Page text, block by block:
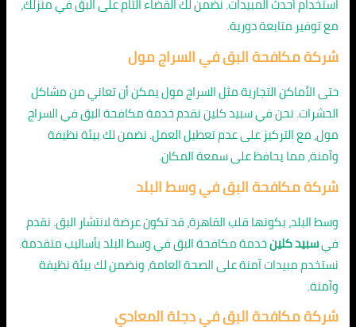
استخدام أحدث المبيدات. نضمن لك القضاء التام على البق في منزلك،
مع توفير متابعة دورية.
شركة مكافحة البق في السراج مول
حتى الأماكن التجارية مثل السراج مول يمكن أن تعاني من مشاكل
الحشرات. نحن في سبيد كلين نقدم خدمة مكافحة البق في السراج
مول، مع التركيز على عدم تعطيل العمل. نضمن لك بيئة نظيفة
وآمنة، مما يحافظ على سمعة المكان.
شركة مكافحة البق في وسط البلد
وسط البلد، بكونها قلب القاهرة، قد تكون عرضة لانتشار البق. نقدم
فيسبيد كلينخدمة مكافحة البق في وسط البلد بأساليب متقدمة.
نستخدم مبيدات آمنة على الصحة العامة، ونضمن لك بيئة نظيفة
وآمنة.
شركة مكافحة البق في دجلة المعادي